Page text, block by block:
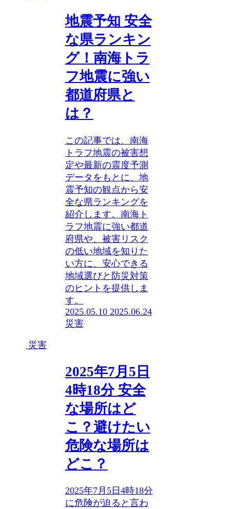
地震予知 安全
な県ランキン
グ！南海トラ
フ地震に強い
都道府県と
は？
この記事では、南海
トラフ地震の被害想
定や最新の震度予測
データをもとに、地
震予知の観点から安
全な県ランキングを
紹介します。南海ト
ラフ地震に強い都道
府県や、被害リスク
の低い地域を知りた
い方に、安心できる
地域選びと防災対策
のヒントを提供しま
す。
2025.05.10 2025.06.24
災害
災害
2025年7月5日
4時18分 安全
な場所はど
こ？避けたい
危険な場所は
どこ？
2025年7月5日4時18分
に危険が迫ると言わ